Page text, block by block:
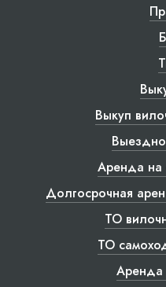
Выкуп
Аренда на
Долгосрочная
ТО
ТО
Аренда